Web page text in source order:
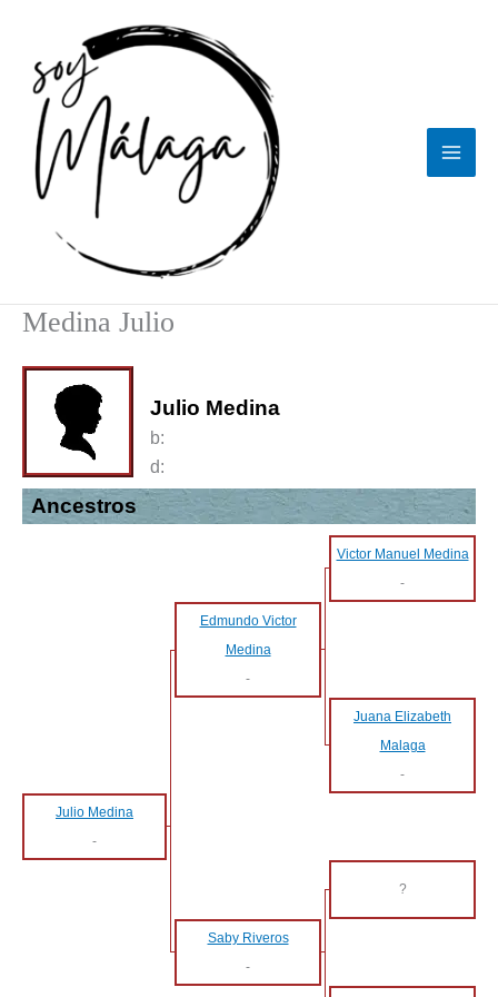
contenido
Medina Julio
Julio Medina
b:
d:
Ancestros
Victor Manuel Medina
-
Edmundo Victor
Medina
-
Juana Elizabeth
Malaga
-
Julio Medina
-
?
Saby Riveros
-